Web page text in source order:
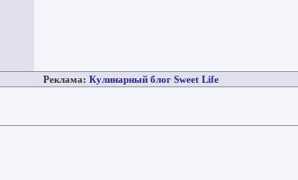
Реклама: Кулинарный блог Sweet Life